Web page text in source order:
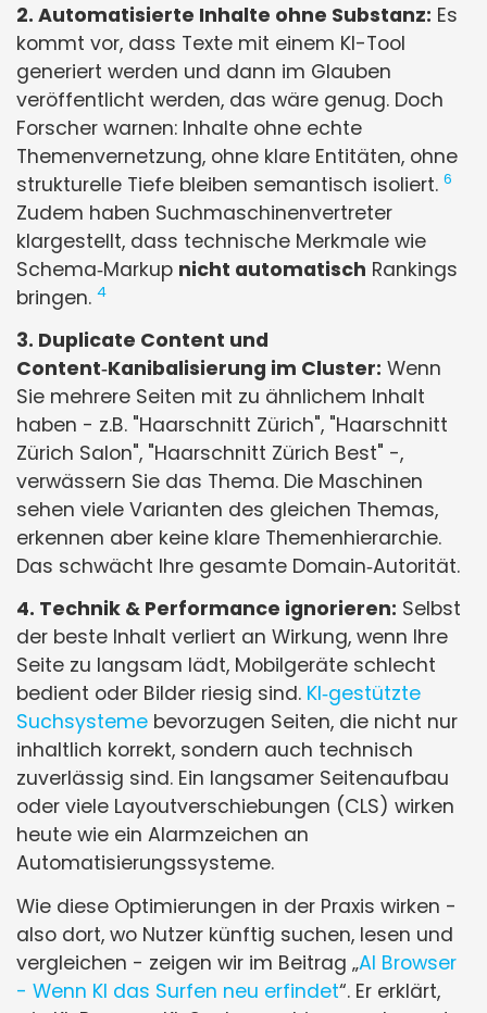
2. Automatisierte Inhalte ohne Substanz: Es
kommt vor, dass Texte mit einem KI-Tool
generiert werden und dann im Glauben
veröffentlicht werden, das wäre genug. Doch
Forscher warnen: Inhalte ohne echte
Themenvernetzung, ohne klare Entitäten, ohne
strukturelle Tiefe bleiben semantisch isoliert. 6
Zudem haben Suchmaschinenvertreter
klargestellt, dass technische Merkmale wie
Schema‑Markup nicht automatisch Rankings
bringen. 4
3. Duplicate Content und
Content‑Kanibalisierung im Cluster: Wenn
Sie mehrere Seiten mit zu ähnlichem Inhalt
haben - z.B. "Haarschnitt Zürich", "Haarschnitt
Zürich Salon", "Haarschnitt Zürich Best" -,
verwässern Sie das Thema. Die Maschinen
sehen viele Varianten des gleichen Themas,
erkennen aber keine klare Themenhierarchie.
Das schwächt Ihre gesamte Domain‑Autorität.
4. Technik & Performance ignorieren: Selbst
der beste Inhalt verliert an Wirkung, wenn Ihre
Seite zu langsam lädt, Mobilgeräte schlecht
bedient oder Bilder riesig sind. KI‑gestützte
Suchsysteme bevorzugen Seiten, die nicht nur
inhaltlich korrekt, sondern auch technisch
zuverlässig sind. Ein langsamer Seitenaufbau
oder viele Layoutverschiebungen (CLS) wirken
heute wie ein Alarmzeichen an
Automatisierungssysteme.
Wie diese Optimierungen in der Praxis wirken -
also dort, wo Nutzer künftig suchen, lesen und
vergleichen - zeigen wir im Beitrag „AI Browser
- Wenn KI das Surfen neu erfindet“. Er erklärt,